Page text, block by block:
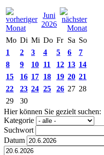
Juni
2026
Mo Di Mi Do Fr Sa So
1
2 3 4 5 6
7
8
9 10 11 12 13 14
15
16 17 18 19 20 21
22
23 24 25 26 27 28
29
30
Hier können Sie gezielt suchen:
Kategorie
Suchwort
Datum